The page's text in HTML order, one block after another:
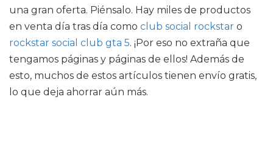
una gran oferta. Piénsalo. Hay miles de productos
en venta día tras día como club social rockstar o
rockstar social club gta 5. ¡Por eso no extraña que
tengamos páginas y páginas de ellos! Además de
esto, muchos de estos artículos tienen envío gratis,
lo que deja ahorrar aún más.